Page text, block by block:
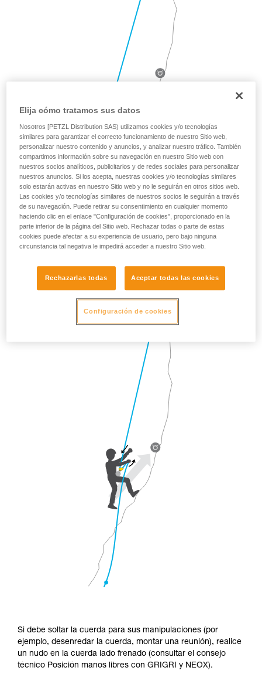
Si debe soltar la cuerda para sus manipulaciones (por
ejemplo, desenredar la cuerda, montar una reunión), realice
un nudo en la cuerda lado frenado (consultar el consejo
técnico Posición manos libres con GRIGRI y NEOX).
Elija cómo tratamos sus datos
Nosotros [PETZL Distribution SAS) utilizamos cookies y/o tecnologías
similares para garantizar el correcto funcionamiento de nuestro Sitio web,
personalizar nuestro contenido y anuncios, y analizar nuestro tráfico. También
compartimos información sobre su navegación en nuestro Sitio web con
nuestros socios analíticos, publicitarios y de redes sociales para personalizar
nuestros anuncios. Si los acepta, nuestras cookies y/o tecnologías similares
solo estarán activas en nuestro Sitio web y no le seguirán en otros sitios web.
Las cookies y/o tecnologías similares de nuestros socios le seguirán a través
de su navegación. Puede retirar su consentimiento en cualquier momento
haciendo clic en el enlace "Configuración de cookies", proporcionado en la
parte inferior de la página del Sitio web. Rechazar todas o parte de estas
cookies puede afectar a su experiencia de usuario, pero bajo ninguna
circunstancia tal negativa le impedirá acceder a nuestro Sitio web.
Rechazarlas todas Aceptar todas las cookies
Configuración de cookies